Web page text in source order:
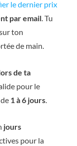
le dernier prix
par email. Tu
ton
de main.
de ta
pour le
de 1 à 6 jours.
jours
pour la